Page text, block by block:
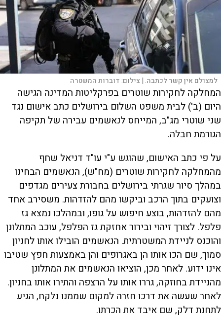
למצולם אין קשר לכתבה. | צילום:דוברות המשטרה
המחלקה לחקירות שוטרים בפרקליטות המדינה הגישה
היום (ב') לבית משפט השלום בירושלים כתב אישום נגד
שני שוטרי מג"ב, המייחס לנאשמים עבירה של תקיפה
הגורמת חבלה.
על פי כתב האישום, שהוגש ע"י עו"ד דניאל שחף
מהמחלקה לחקירות שוטרים (מח"ש), הנאשמים הבחינו
במהלך סיור שגרתי בירושלים בחבורת צעירים מגדפים
וצועקים בתוך הרכב וביקשו מהם להזדהות. משסירב אחד
מהם להזדהות, בוצע חיפוש על גופו, ובמהלכו נמצא גז
פלפל. לצורך זיהוי ובירור אחזקת גז הפלפל, עוכב המתלונן
והוכנס לניידת המשטרתית. הנאשמים הובילו אותו לחניון
סמוך, שם הכו אותו הן באגרופים והן באמצעות חפץ שטיבו
אינו ידוע. לאחר מכן, הוציאו הנאשמים את המתלונן
מהניידת בחוזקה, גררו אותו על הרצפה והתירו אותו בחניון.
לאחר שעשה את דרכו חזרה למקום שממנו נלקח, הגיע
לתחנת דלק, שם איבד את הכרתו.